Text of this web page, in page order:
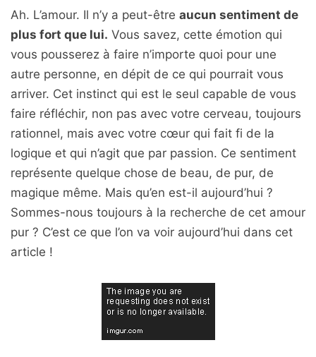
Ah. L’amour. Il n’y a peut-être aucun sentiment de
plus fort que lui. Vous savez, cette émotion qui
vous pousserez à faire n’importe quoi pour une
autre personne, en dépit de ce qui pourrait vous
arriver. Cet instinct qui est le seul capable de vous
faire réfléchir, non pas avec votre cerveau, toujours
rationnel, mais avec votre cœur qui fait fi de la
logique et qui n’agit que par passion. Ce sentiment
représente quelque chose de beau, de pur, de
magique même. Mais qu’en est-il aujourd’hui ?
Sommes-nous toujours à la recherche de cet amour
pur ? C’est ce que l’on va voir aujourd’hui dans cet
article !